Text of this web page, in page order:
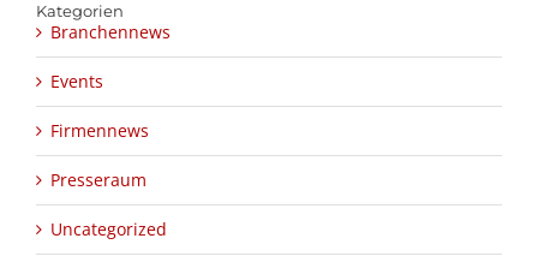
Kategorien
Branchennews
Events
Firmennews
Presseraum
Uncategorized